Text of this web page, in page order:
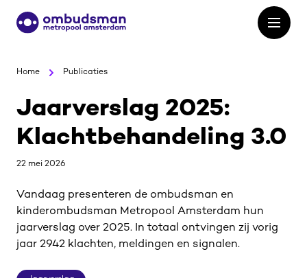
Ga
naar
homepagina
Open
Home Publicaties
Jaarverslag 2025:
Klachtbehandeling 3.0
22 mei 2026
Vandaag presenteren de ombudsman en
kinderombudsman Metropool Amsterdam hun
jaarverslag over 2025. In totaal ontvingen zij vorig
jaar 2942 klachten, meldingen en signalen.